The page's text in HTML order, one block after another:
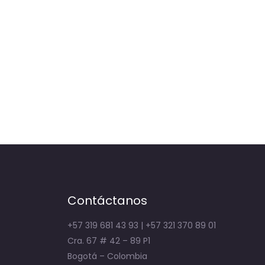
Contáctanos
+57 319 681 43 93 | +57 321 370 89 01
Cra. 67 # 42 – 89 P1
Bogotá – Colombia